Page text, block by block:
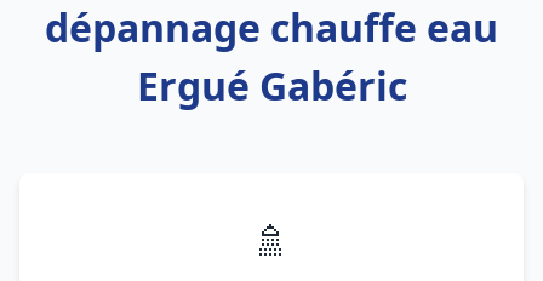
dépannage chauffe eau
Ergué Gabéric
🚿